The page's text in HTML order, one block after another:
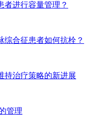
者进行容量管理？
综合征患者如何抗栓？
持治疗策略的新进展
管理